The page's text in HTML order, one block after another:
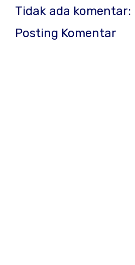
Tidak ada komentar:
Posting Komentar